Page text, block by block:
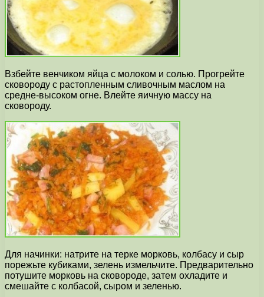
Взбейте венчиком яйца с молоком и солью. Прогрейте
сковороду с растопленным сливочным маслом на
средне-высоком огне. Влейте яичную массу на
сковороду.
Для начинки: натрите на терке морковь, колбасу и сыр
порежьте кубиками, зелень измельчите. Предварительно
потушите морковь на сковороде, затем охладите и
смешайте с колбасой, сыром и зеленью.